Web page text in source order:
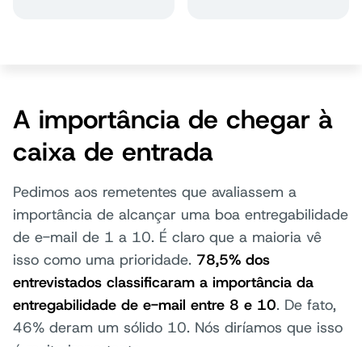
A importância de chegar à
caixa de entrada
Pedimos aos remetentes que avaliassem a
importância de alcançar uma boa entregabilidade
de e-mail de 1 a 10. É claro que a maioria vê
isso como uma prioridade. 78,5% dos
entrevistados classificaram a importância da
entregabilidade de e-mail entre 8 e 10. De fato,
46% deram um sólido 10. Nós diríamos que isso